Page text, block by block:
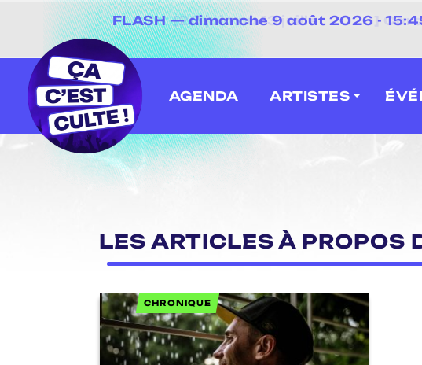
FLASH — dimanche 9 août 2026 -
[20 juin au 13 juillet 2026]
AGENDA ARTISTES
LES ARTICLES À PROPOS
CHRONIQUE